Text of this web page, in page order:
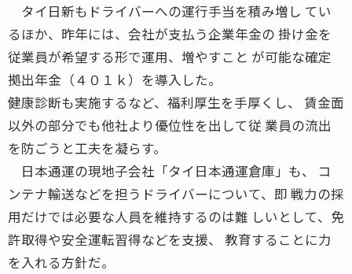
タイ日新もドライバーへの運行手当を積み増し てい
るほか、昨年には、会社が支払う企業年金の 掛け金を
従業員が希望する形で運用、増やすこと が可能な確定
拠出年金（４０１ｋ）を導入した。
健康診断も実施するなど、福利厚生を手厚くし、 賃金面
以外の部分でも他社より優位性を出して従 業員の流出
を防ごうと工夫を凝らす。
日本通運の現地子会社「タイ日本通運倉庫」も、 コ
ンテナ輸送などを担うドライバーについて、即 戦力の採
用だけでは必要な人員を維持するのは難 しいとして、免
許取得や安全運転習得などを支援、 教育することに力
を入れる方針だ。